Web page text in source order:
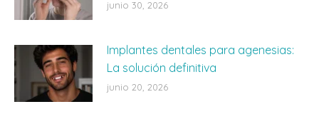
junio 30, 2026
Implantes dentales para agenesias:
La solución definitiva
junio 20, 2026